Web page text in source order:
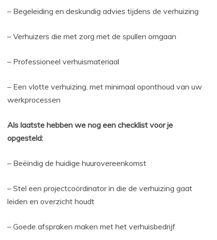
– Begeleiding en deskundig advies tijdens de verhuizing
– Verhuizers die met zorg met de spullen omgaan
– Professioneel verhuismateriaal
– Een vlotte verhuizing, met minimaal oponthoud van uw
werkprocessen
Als laatste hebben we nog een checklist voor je
opgesteld:
– Beëindig de huidige huurovereenkomst
– Stel een projectcoördinator in die de verhuizing gaat
leiden en overzicht houdt
– Goede afspraken maken met het verhuisbedrijf